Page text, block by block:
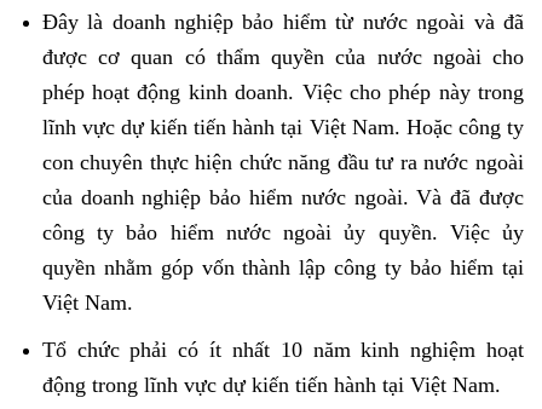
Đây là doanh nghiệp bảo hiểm từ nước ngoài và đã
được cơ quan có thẩm quyền của nước ngoài cho
phép hoạt động kinh doanh. Việc cho phép này trong
lĩnh vực dự kiến tiến hành tại Việt Nam. Hoặc công ty
con chuyên thực hiện chức năng đầu tư ra nước ngoài
của doanh nghiệp bảo hiểm nước ngoài. Và đã được
công ty bảo hiểm nước ngoài ủy quyền. Việc ủy
quyền nhằm góp vốn thành lập công ty bảo hiểm tại
Việt Nam.
Tổ chức phải có ít nhất 10 năm kinh nghiệm hoạt
động trong lĩnh vực dự kiến tiến hành tại Việt Nam.